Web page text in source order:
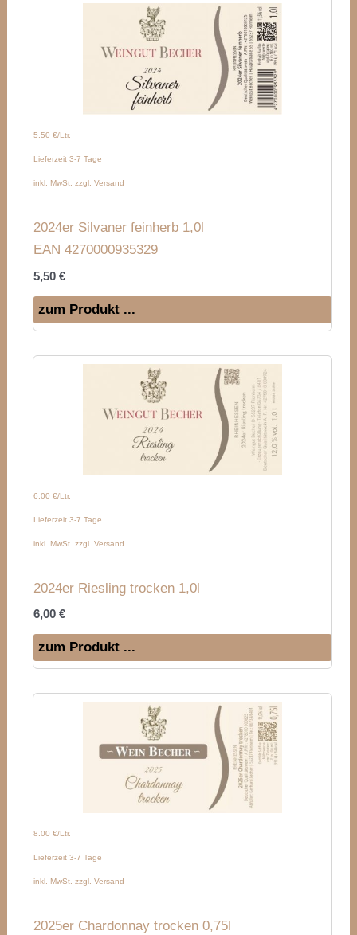
5.50 €/Ltr.
Lieferzeit 3-7 Tage
inkl. MwSt. zzgl. Versand
2024er Silvaner feinherb 1,0l
EAN 4270000935329
5,50€
zum Produkt ...
6.00 €/Ltr.
Lieferzeit 3-7 Tage
inkl. MwSt. zzgl. Versand
2024er Riesling trocken 1,0l
6,00€
zum Produkt ...
8.00 €/Ltr.
Lieferzeit 3-7 Tage
inkl. MwSt. zzgl. Versand
2025er Chardonnay trocken 0,75l